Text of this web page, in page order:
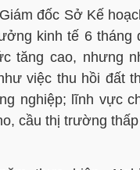
đốc Sở Kế
kinh tế 6 tháng
tăng cao, nhưng
việc thu hồi đất
nghiệp; lĩnh vực
cầu thị trường